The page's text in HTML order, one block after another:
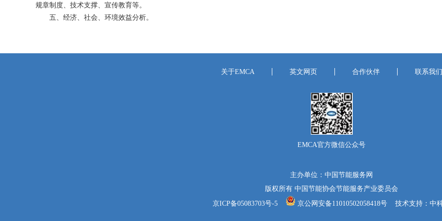
规章制度、技术支撑、宣传教育等。
五、经济、社会、环境效益分析。
关于EMCA 英文网页 合作伙伴 联系我们
EMCA官方微信公众号
主办单位：中国节能服务网
版权所有 中国节能协会节能服务产业委员会
京ICP备05083703号-5
京公网安备11010502058418号 技术支持：中